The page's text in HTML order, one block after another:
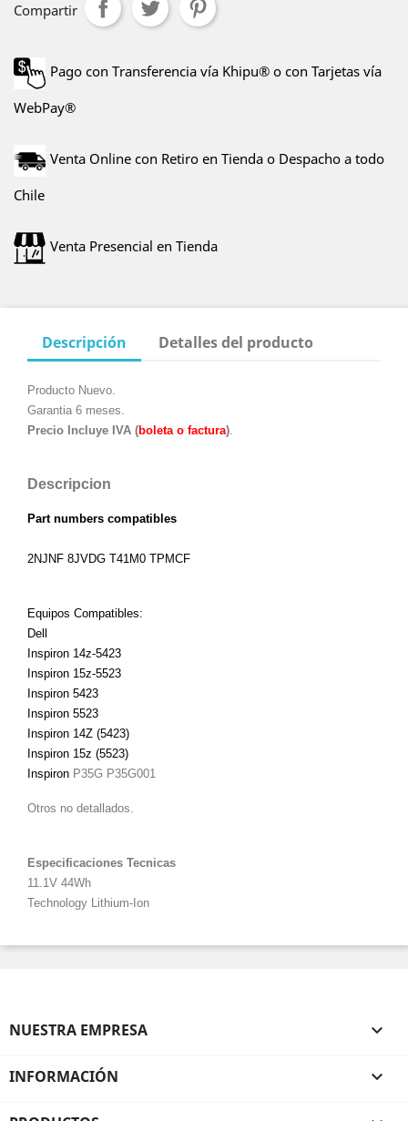
Compartir
Pago con Transferencia vía Khipu® o con Tarjetas vía
WebPay®
Venta Online con Retiro en Tienda o Despacho a todo
Chile
Venta Presencial en Tienda
Descripción Detalles del producto
Producto Nuevo.
Garantia 6 meses.
Precio Incluye IVA (boleta o factura).
Descripcion
Part numbers compatibles
2NJNF 8JVDG T41M0 TPMCF
Equipos Compatibles:
Dell
Inspiron 14z-5423
Inspiron 15z-5523
Inspiron 5423
Inspiron 5523
Inspiron 14Z (5423)
Inspiron 15z (5523)
Inspiron P35G P35G001
Otros no detallados.
Especificaciones Tecnicas
11.1V 44Wh
Technology Lithium-Ion
NUESTRA EMPRESA 
INFORMACIÓN 